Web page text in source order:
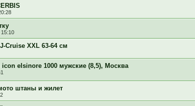
XXL 63-64 см
elsinore 1000 мужские (8,5), Москва
штаны и жилет